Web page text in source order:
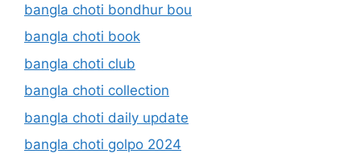
bangla choti bondhur bou
bangla choti book
bangla choti club
bangla choti collection
bangla choti daily update
bangla choti golpo 2024